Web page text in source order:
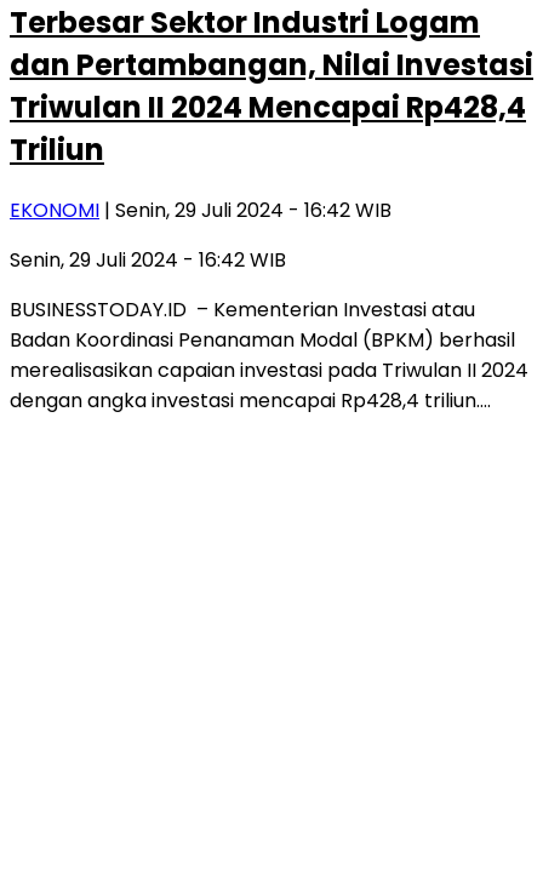
Terbesar Sektor Industri Logam
dan Pertambangan, Nilai Investasi
Triwulan II 2024 Mencapai Rp428,4
Triliun
EKONOMI | Senin, 29 Juli 2024 - 16:42 WIB
Senin, 29 Juli 2024 - 16:42 WIB
BUSINESSTODAY.ID – Kementerian Investasi atau
Badan Koordinasi Penanaman Modal (BPKM) berhasil
merealisasikan capaian investasi pada Triwulan II 2024
dengan angka investasi mencapai Rp428,4 triliun….